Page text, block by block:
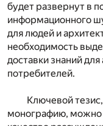
будет развернут в
информационного
для людей и
необходимость
доставки знаний
потребителей.
Ключевой
монографию, можно